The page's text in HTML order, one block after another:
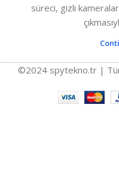
süreci, gizli
©2024 spytekno.tr | Tüm